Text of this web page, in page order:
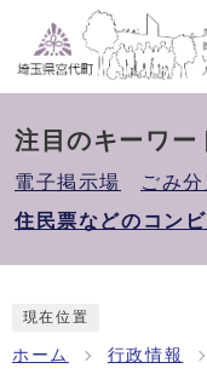
注目のキーワー
電子掲示場
ごみ
住民票などのコン
現在位置
ホーム 行政情報